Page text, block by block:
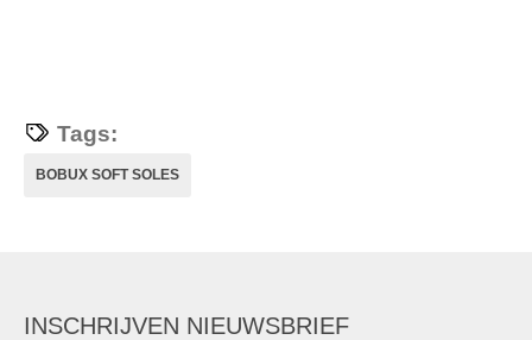
Tags:
BOBUX SOFT SOLES
INSCHRIJVEN NIEUWSBRIEF